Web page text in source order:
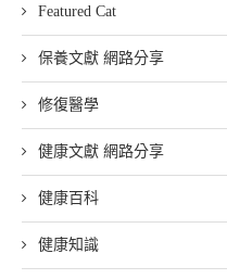
Featured Cat
保養文獻 網路分享
修復醫學
健康文獻 網路分享
健康百科
健康知識